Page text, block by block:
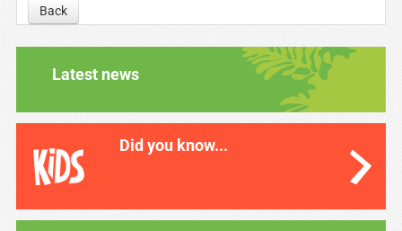
Back
Latest news
Did you know...